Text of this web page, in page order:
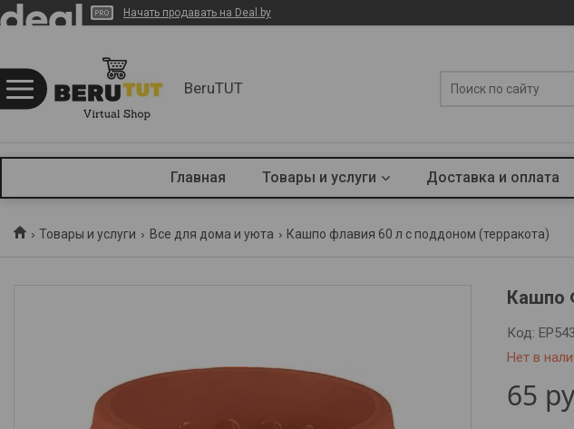
Начать продавать на Deal.by
BeruTUT
Главная Товары и услуги Доставка и оплата
Товары и услуги Все для дома и уюта Кашпо флавия 60 л с поддоном (терракота)
Кашпо
Нет в
Код: EP543
65